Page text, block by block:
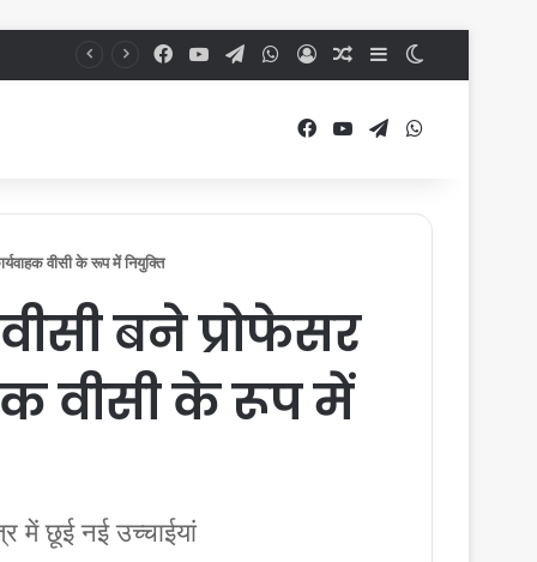
Facebook
YouTubeTelegramWhatsApp
Log InRandom Article
Sidebar
Facebook
YouTubeTelegram
वीसी के रूप में नियुक्ति
बने प्रोफेसर
वीसी के रूप में
में छूई नई उच्चाईयां